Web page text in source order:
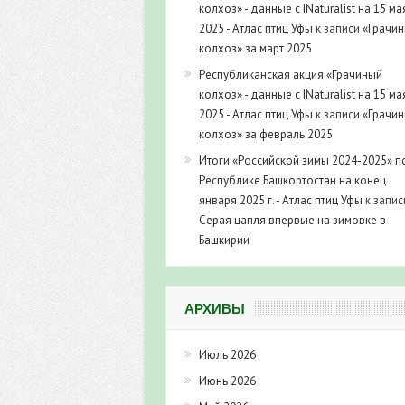
колхоз» - данные с INaturalist на 15
2025 - Атлас птиц Уфы к записи
колхоз» за март 2025
Республиканская акция «Грачиный
колхоз» - данные с INaturalist на 15
2025 - Атлас птиц Уфы к записи
колхоз» за февраль 2025
Итоги «Российской зимы 2024-2025»
Республике Башкортостан на конец
января 2025 г. - Атлас птиц Уфы к
Серая цапля впервые на зимовке в
Башкирии
АРХИВЫ
Июль 2026
Июнь 2026